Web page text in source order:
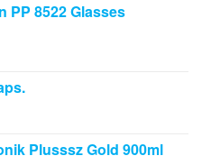
PP 8522 Glasses
Plusssz Gold 900ml